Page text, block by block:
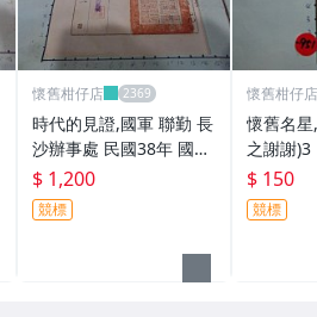
懷舊柑仔店
時代的見證,國軍 聯勤 長
沙辦事處 民國38年 國幣
收據 125億元(天文數字)
(老兵民國38年從大陸帶
來台灣的) **稀少品-2
$ 1,200
競標
懷舊柑仔店
懷舊名
之謝謝)3
$ 150
競標